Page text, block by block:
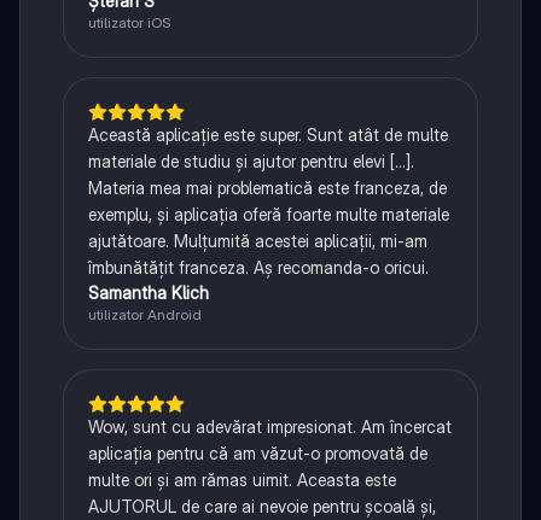
utilizator iOS
Această aplicație este super. Sunt atât de multe
materiale de studiu și ajutor pentru elevi [...].
Materia mea mai problematică este franceza, de
exemplu, și aplicația oferă foarte multe materiale
ajutătoare. Mulțumită acestei aplicații, mi-am
îmbunătățit franceza. Aș recomanda-o oricui.
Samantha Klich
utilizator Android
Wow, sunt cu adevărat impresionat. Am încercat
aplicația pentru că am văzut-o promovată de
multe ori și am rămas uimit. Aceasta este
AJUTORUL de care ai nevoie pentru școală și,